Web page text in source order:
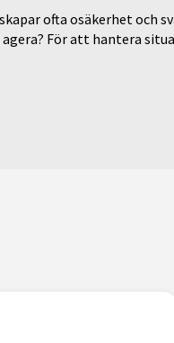
ofta osäkerhet och
agera? För att hantera